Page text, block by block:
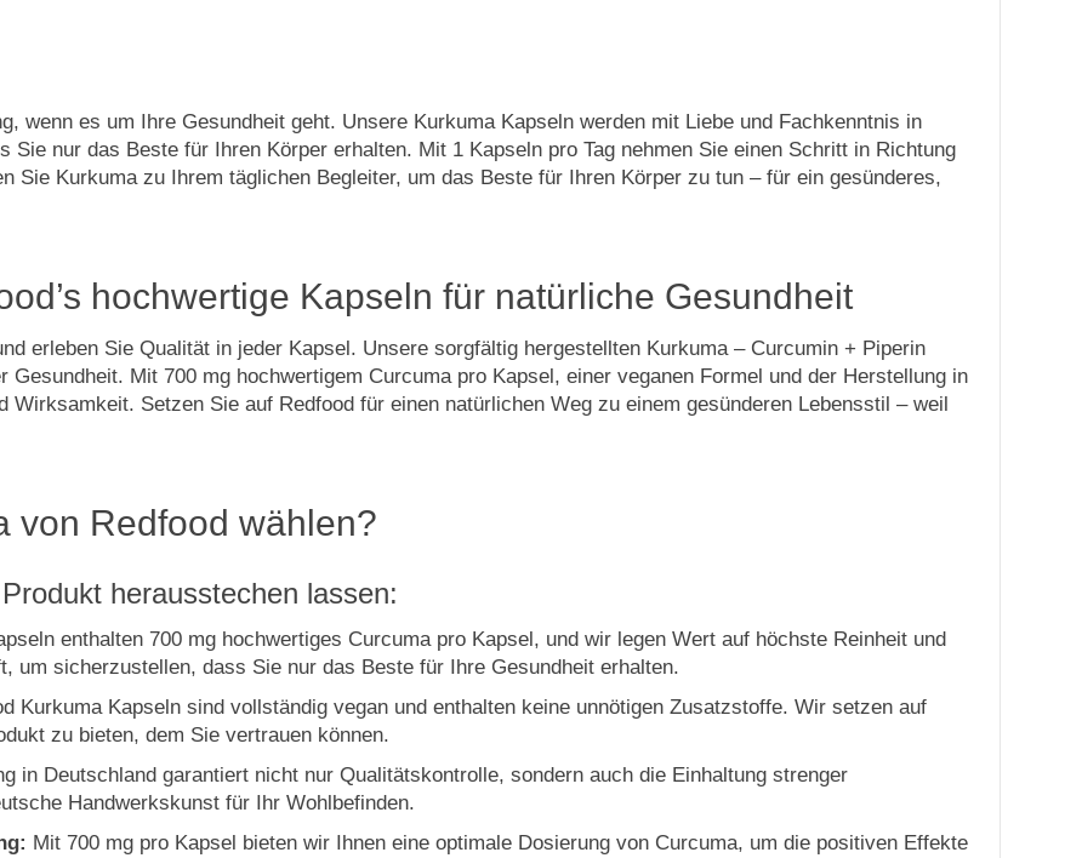
wenn es um Ihre Gesundheit geht. Unsere Kurkuma Kapseln werden mit Liebe und Fachkenntnis in
nur das Beste für Ihren Körper erhalten. Mit 1 Kapseln pro Tag nehmen Sie einen Schritt in Richtung
Sie Kurkuma zu Ihrem täglichen Begleiter, um das Beste für Ihren Körper zu tun – für ein gesünderes,
hochwertige Kapseln für natürliche Gesundheit
erleben Sie Qualität in jeder Kapsel. Unsere sorgfältig hergestellten Kurkuma – Curcumin + Piperin
Gesundheit. Mit 700 mg hochwertigem Curcuma pro Kapsel, einer veganen Formel und der Herstellung in
Wirksamkeit. Setzen Sie auf Redfood für einen natürlichen Weg zu einem gesünderen Lebensstil – weil
von Redfood wählen?
herausstechen lassen:
enthalten 700 mg hochwertiges Curcuma pro Kapsel, und wir legen Wert auf höchste Reinheit und
um sicherzustellen, dass Sie nur das Beste für Ihre Gesundheit erhalten.
Kurkuma Kapseln sind vollständig vegan und enthalten keine unnötigen Zusatzstoffe. Wir setzen auf
zu bieten, dem Sie vertrauen können.
in Deutschland garantiert nicht nur Qualitätskontrolle, sondern auch die Einhaltung strenger
Handwerkskunst für Ihr Wohlbefinden.
Mit 700 mg pro Kapsel bieten wir Ihnen eine optimale Dosierung von Curcuma, um die positiven Effekte